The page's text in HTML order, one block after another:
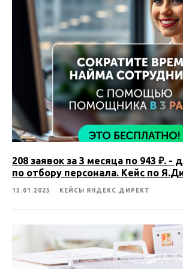
208 заявок за 3 месяца по 943 ₽. -
по отбору персонала. Кейс по
15.01.2025 КЕЙСЫ ЯНДЕКС.ДИРЕКТ